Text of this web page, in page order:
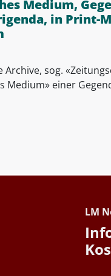
Medium,
in Print-
Archive, sog.
Medium» einer
LM